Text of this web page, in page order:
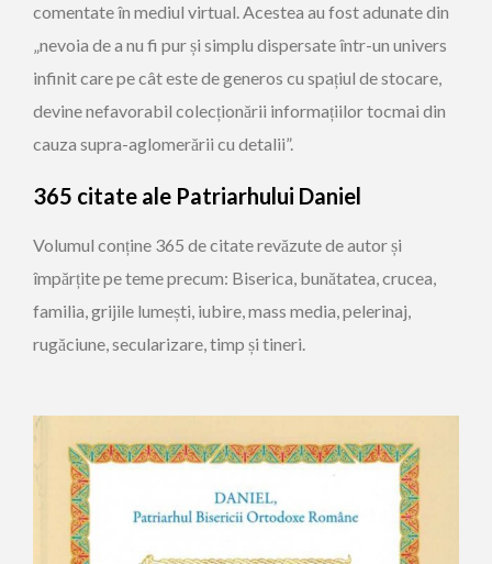
comentate în mediul virtual. Acestea au fost adunate din
„nevoia de a nu fi pur și simplu dispersate într-un univers
infinit care pe cât este de generos cu spațiul de stocare,
devine nefavorabil colecționării informațiilor tocmai din
cauza supra-aglomerării cu detalii”.
365 citate ale Patriarhului Daniel
Volumul conține 365 de citate revăzute de autor și
împărțite pe teme precum: Biserica, bunătatea, crucea,
familia, grijile lumești, iubire, mass media, pelerinaj,
rugăciune, secularizare, timp și tineri.